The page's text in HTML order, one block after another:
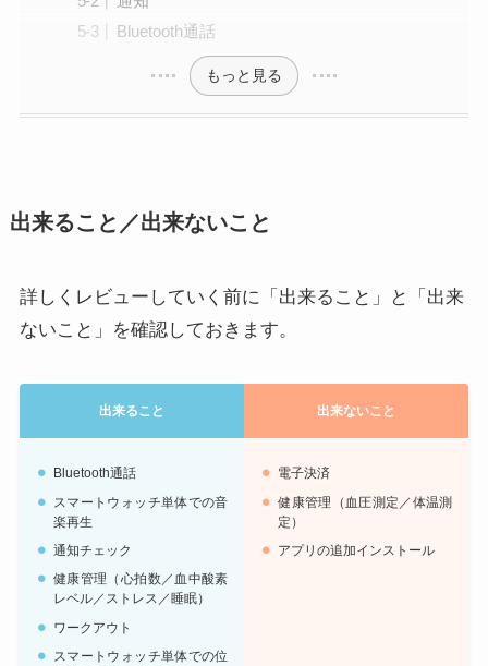
Bluetooth通話
もっと見る
出来ること／出来ないこと
詳しくレビューしていく前に「出来ること」と「出来
ないこと」を確認しておきます。
出来ること 出来ないこと
Bluetooth通話
スマートウォッチ単体での音
楽再生
通知チェック
健康管理（心拍数／血中酸素
レベル／ストレス／睡眠）
ワークアウト
スマートウォッチ単体での位
電子決済
健康管理（血圧測定／体温測
定）
アプリの追加インストール